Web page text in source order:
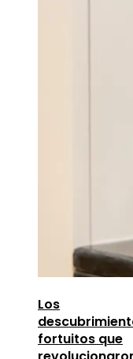
Los
fortuitos que